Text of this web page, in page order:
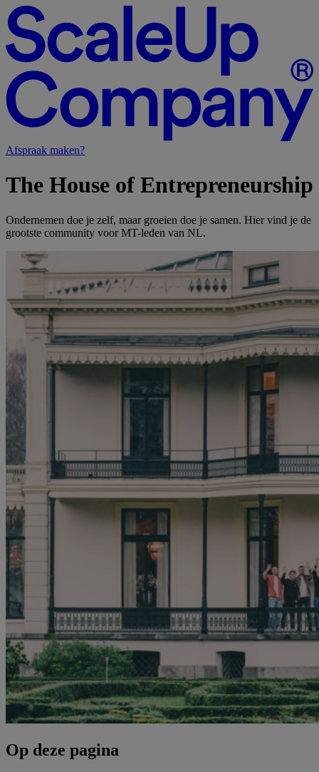
Afspraak maken?
The House of Entrepreneurship
Ondernemen doe je zelf, maar groeien doe je samen. Hier vind je de
grootste community voor MT-leden van NL.
Op deze pagina